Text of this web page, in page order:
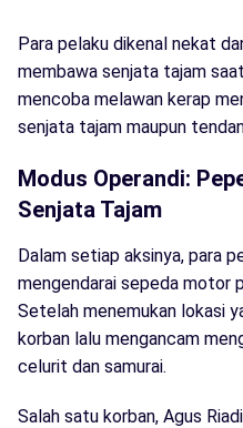
Para pelaku dikenal nekat
membawa senjata tajam
mencoba melawan kerap
senjata tajam maupun
Modus Operandi:
Senjata Tajam
Dalam setiap aksinya, para
mengendarai sepeda motor
Setelah menemukan lokasi
korban lalu mengancam
celurit dan samurai.
Salah satu korban, Agus